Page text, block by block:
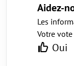
Aidez-
Les
Votre
Oui